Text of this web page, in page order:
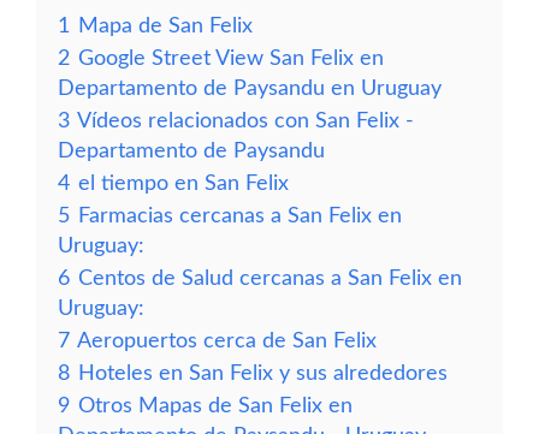
1
Mapa de San Felix
2 Google Street View San Felix en
Departamento de Paysandu en Uruguay
3 Vídeos relacionados con San Felix -
Departamento de Paysandu
4 el tiempo en San Felix
5 Farmacias cercanas a San Felix en
Uruguay:
6 Centos de Salud cercanas a San Felix en
Uruguay:
7 Aeropuertos cerca de San Felix
8 Hoteles en San Felix y sus alrededores
9 Otros Mapas de San Felix en